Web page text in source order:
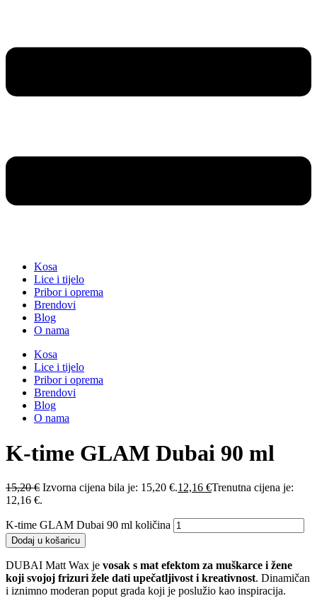
Kosa
Lice i tijelo
Pribor i oprema
Brendovi
Blog
O nama
Kosa
Lice i tijelo
Pribor i oprema
Brendovi
Blog
O nama
K-time GLAM Dubai 90 ml
15,20€ Izvorna cijena bila je: 15,20 €.12,16 €Trenutna cijena je:
12,16 €.
K-time GLAM Dubai 90 ml količina
Dodaj u košaricu
DUBAI Matt Wax je vosak s mat efektom za muškarce i žene
koji svojoj frizuri žele dati upečatljivost i kreativnost. Dinamičan
i iznimno moderan poput grada koji je poslužio kao inspiracija.